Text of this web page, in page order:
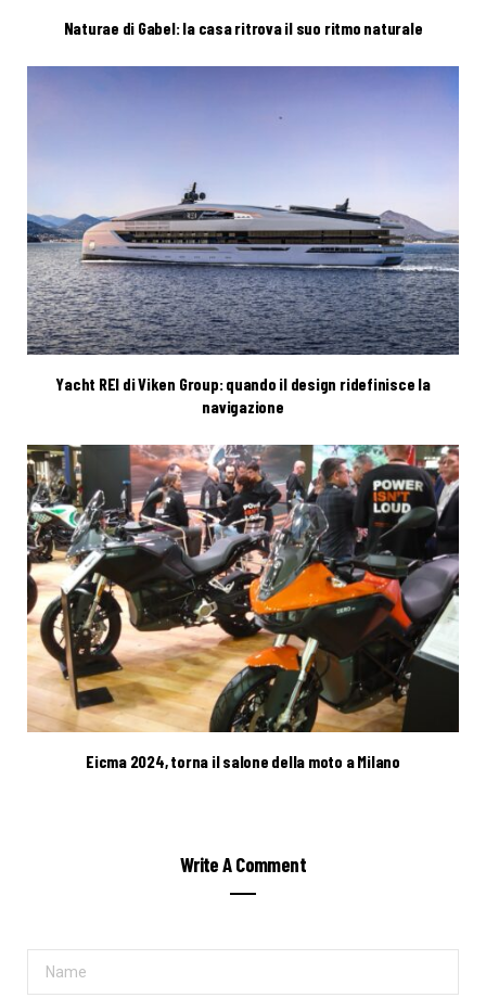
Naturae di Gabel: la casa ritrova il suo ritmo naturale
Yacht REI di Viken Group: quando il design ridefinisce la
navigazione
Eicma 2024, torna il salone della moto a Milano
Write A Comment